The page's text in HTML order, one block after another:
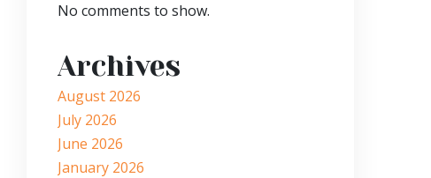
No comments to show.
Archives
August 2026
July 2026
June 2026
January 2026